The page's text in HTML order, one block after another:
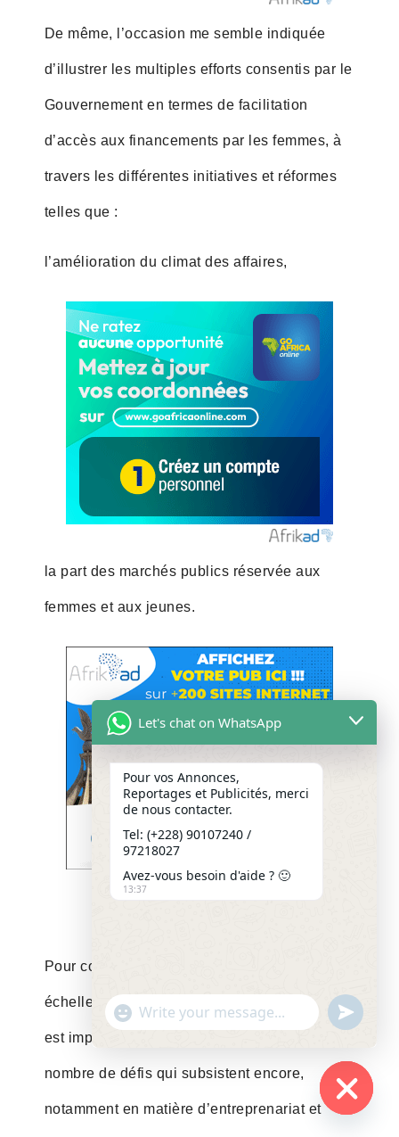
De même, l’occasion me semble indiquée
d’illustrer les multiples efforts consentis par le
Gouvernement en termes de facilitation
d’accès aux financements par les femmes, à
travers les différentes initiatives et réformes
telles que :
l’amélioration du climat des affaires,
la part des marchés publics réservée aux
femmes et aux jeunes.
Pour consolider, pérenniser et porter à grande
échelle les acquis issus de ces initiatives, il
est important de travailler à relever un certain
nombre de défis qui subsistent encore,
notamment en matière d’entreprenariat et
Let's chat on WhatsApp
Pour vos Annonces,
Reportages et Publicités, merci
de nous contacter.
Tel: (+228) 90107240 /
97218027
Avez-vous besoin d'aide ? 🙂
13:37
"+chaty_settings.lang.emoji_picker+"
WhatsApp
undefined